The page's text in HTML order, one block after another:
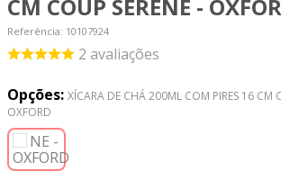
CM COUP SERENE -
Referência: 10107924
2 avaliações
Opções: XÍCARA DE CHÁ 200ML COM PIRES 16 CM
OXFORD
cortina
4º
tecido percal
5º
tapetes
6º
7º
percal